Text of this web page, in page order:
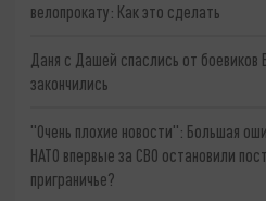
велопрокату: Как это сделать
Даня с Дашей спаслись от
закончились
"Очень плохие новости": Большая
НАТО впервые за СВО остановили
приграничье?